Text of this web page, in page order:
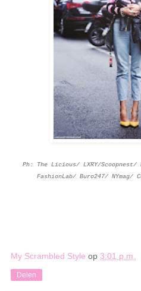
Ph: The Licious/ LXRY/
FashionLab/ Buro247/
My Scrambled Style op 3:01 p.m.
Delen